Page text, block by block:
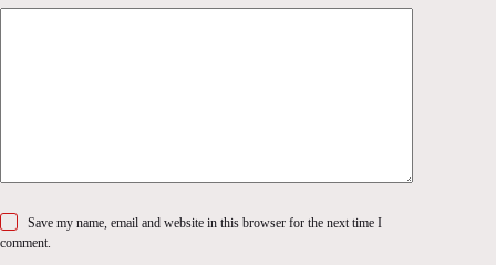
Save my name, email and website in this browser for the next time I
comment.